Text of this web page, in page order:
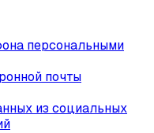
персональными
почты
из социальных